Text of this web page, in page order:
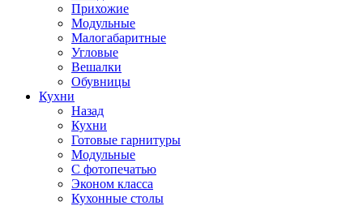
Прихожие
Модульные
Малогабаритные
Угловые
Вешалки
Обувницы
Кухни
Назад
Кухни
Готовые гарнитуры
Модульные
С фотопечатью
Эконом класса
Кухонные столы